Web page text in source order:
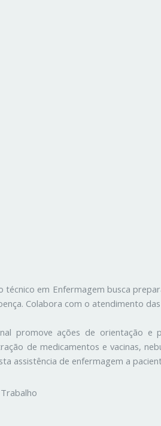
técnico em Enfermagem busca
Colabora com o atendimento
promove ações de orientação e
de medicamentos e vacinas,
assistência de enfermagem a